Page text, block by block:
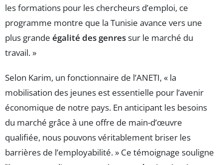
les formations pour les chercheurs d’emploi, ce
programme montre que la Tunisie avance vers une
plus grande égalité des genressur le marché du
travail. »
Selon Karim, un fonctionnaire de l’ANETI, « la
mobilisation des jeunes est essentielle pour l’avenir
économique de notre pays. En anticipant les besoins
du marché grâce à une offre de main-d’œuvre
qualifiée, nous pouvons véritablement briser les
barrières de l’employabilité. » Ce témoignage souligne